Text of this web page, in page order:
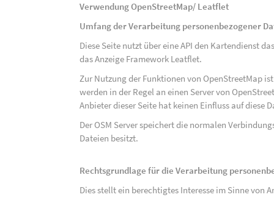
Verwendung OpenStreetMap/ Leatflet
Umfang der Verarbeitung personenbezogener
Diese Seite nutzt über eine API den Kartendienst
das Anzeige Framework Leatflet.
Zur Nutzung der Funktionen von OpenStreetMap
werden in der Regel an einen Server von
Anbieter dieser Seite hat keinen Einfluss auf diese
Der OSM Server speichert die normalen
Dateien besitzt.
Rechtsgrundlage für die Verarbeitung
Dies stellt ein berechtigtes Interesse im Sinne von